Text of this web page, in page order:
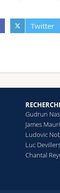
Twitter
Gudrun
James
Ludovic
Luc
Chantal